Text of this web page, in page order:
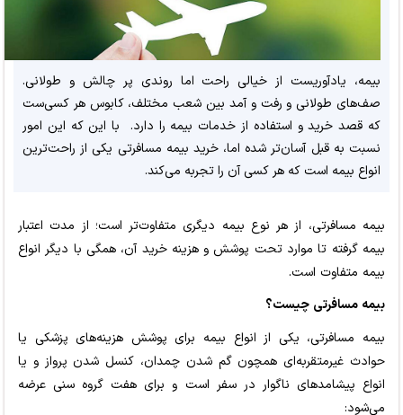
بیمه، یادآوریست از خیالی راحت اما روندی پر چالش و طولانی.
صف‌های طولانی و رفت و آمد بین شعب مختلف، کابوس هر کسی‌ست
که قصد خرید و استفاده از خدمات بیمه را دارد. با این که این امور
نسبت به قبل آسان‌تر شده اما، خرید بیمه مسافرتی یکی از راحت‌ترین
انواع بیمه است که هر کسی آن را تجربه می‌کند.
بیمه مسافرتی، از هر نوع بیمه دیگری متفاوت‌تر است؛ از مدت اعتبار
بیمه گرفته تا موارد تحت پوشش و هزینه خرید آن، همگی با دیگر انواع
بیمه متفاوت است.
بیمه مسافرتی چیست؟
بیمه مسافرتی، یکی از انواع بیمه برای پوشش هزینه‌های پزشکی یا
حوادث غیرمتقربه‌ای همچون گم شدن چمدان، کنسل شدن پرواز و یا
انواع پیشامدهای ناگوار در سفر است و برای هفت گروه سنی عرضه
می‌شود: